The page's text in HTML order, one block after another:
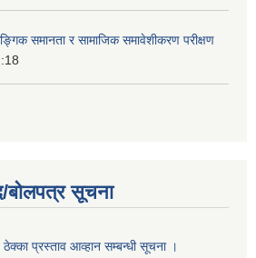
समानता र सामाजिक समावेशीकरण परीक्षण
बोलपत्र सूचना
प्रस्ताव आव्हान सम्बन्धी सूचना ।